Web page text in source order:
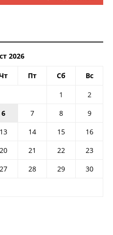
2026
Пт Сб Вс
1
2
6 7 8
9
13 14 15
16
20 21 22
23
27 28 29
30